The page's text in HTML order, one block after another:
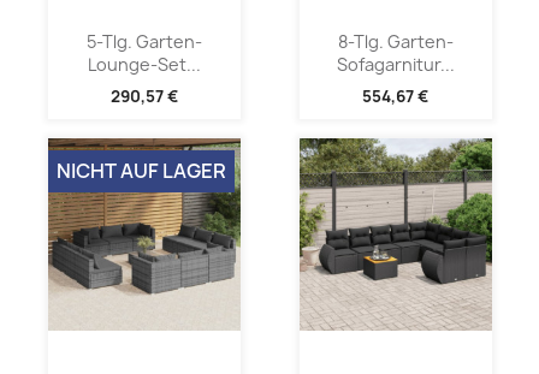
5-Tlg. Garten-
Lounge-Set...
290,57 €
8-Tlg. Garten-
Sofagarnitur...
554,67 €
NICHT AUF LAGER